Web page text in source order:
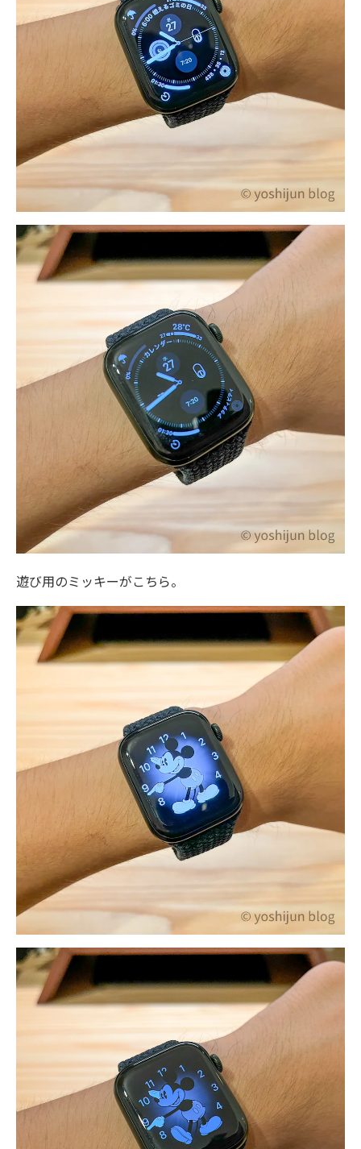
遊び用のミッキーがこちら。